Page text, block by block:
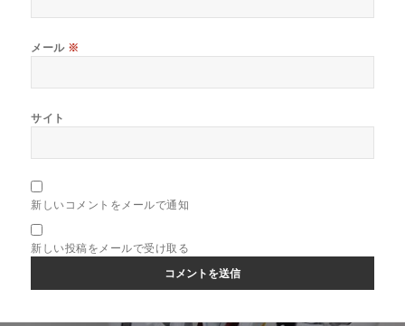
メール ※
サイト
新しいコメントをメールで通知
新しい投稿をメールで受け取る